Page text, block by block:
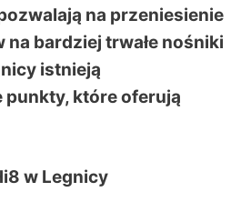
na przeniesienie
na bardziej trwałe nośniki
istnieją
które oferują
w Legnicy